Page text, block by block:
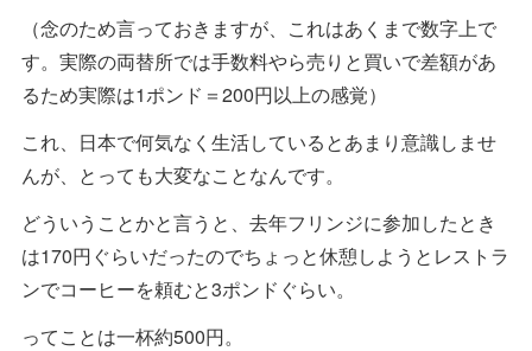
（念のため言っておきますが、これはあくまで数字上で
す。実際の両替所では手数料やら売りと買いで差額があ
るため実際は1ポンド＝200円以上の感覚）
これ、日本で何気なく生活しているとあまり意識しませ
んが、とっても大変なことなんです。
どういうことかと言うと、去年フリンジに参加したとき
は170円ぐらいだったのでちょっと休憩しようとレストラ
ンでコーヒーを頼むと3ポンドぐらい。
ってことは一杯約500円。